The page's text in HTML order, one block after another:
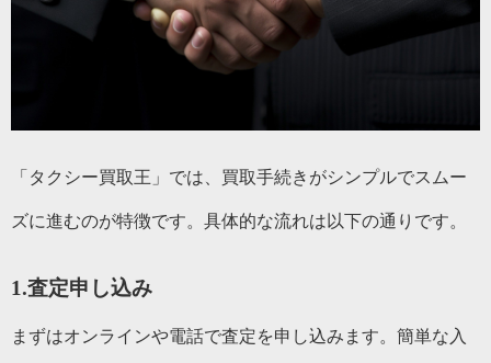
「タクシー買取王」では、買取手続きがシンプルでスムー
ズに進むのが特徴です。具体的な流れは以下の通りです。
1.査定申し込み
まずはオンラインや電話で査定を申し込みます。簡単な入